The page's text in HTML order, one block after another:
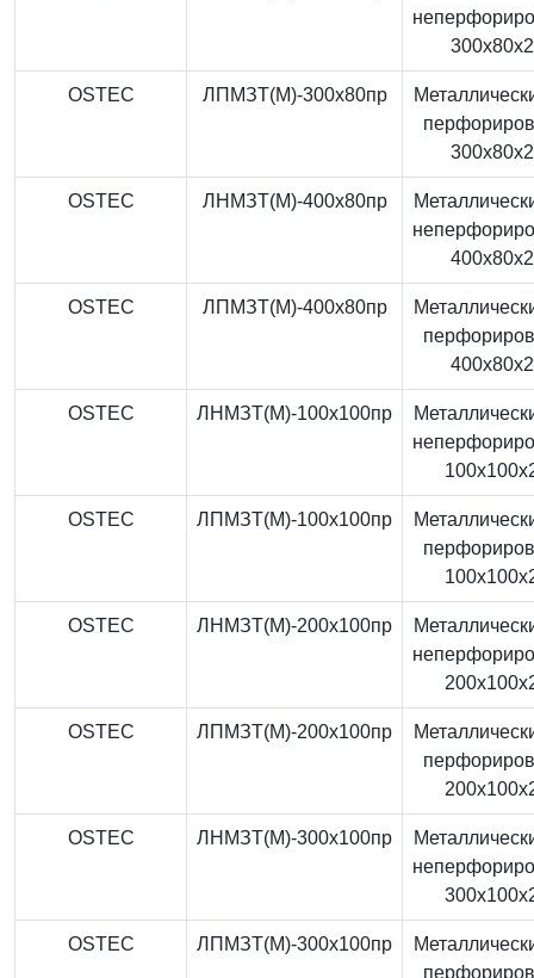
OSTEC ЛПМЗТ(М)-300x80пр
OSTEC ЛНМЗТ(М)-400x80пр
OSTEC ЛПМЗТ(М)-400x80пр
OSTEC ЛНМЗТ(М)-100x100пр
OSTEC ЛПМЗТ(М)-100x100пр
OSTEC ЛНМЗТ(М)-200x100пр
OSTEC ЛПМЗТ(М)-200x100пр
OSTEC ЛНМЗТ(М)-300x100пр
OSTEC ЛПМЗТ(М)-300x100пр